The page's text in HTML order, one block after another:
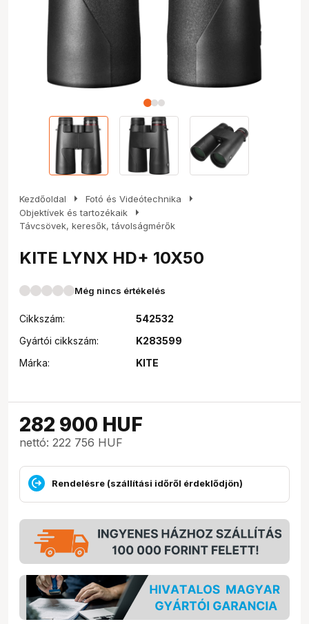
Kezdőoldal arrow_right Fotó és Videótechnika arrow_right
Objektívek és tartozékaik arrow_right
Távcsövek, keresők, távolságmérők
KITE LYNX HD+ 10X50
Még nincs értékelés
Cikkszám:
542532
Gyártói cikkszám:
K283599
Márka:
KITE
282 900 HUF
nettó: 222 756 HUF
Rendelésre (szállítási időről érdeklődjön)